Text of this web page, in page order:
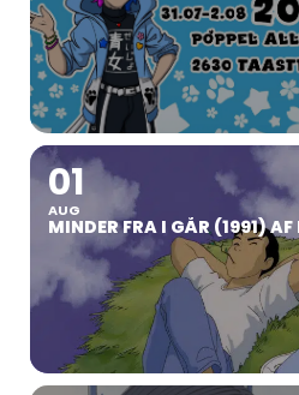
01
AUG
MINDER FRA I GÅR (1991)